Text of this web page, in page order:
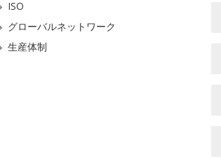
ISO
グローバルネットワーク
生産体制